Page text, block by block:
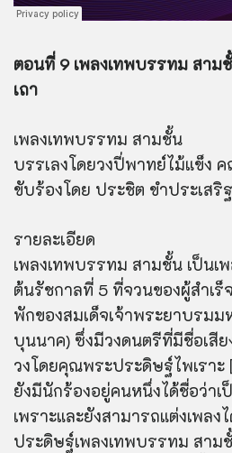
ตอนที่ 9 เพลงเทพบรรทม สาม
เถา
เพลงเทพบรรทม สามชั้น
บรรเลงโดยวงปี่พาทย์ไม้แข็ง
ขับร้องโดย ประชิต ขำประเสริฐ
รายละเอียด
เพลงเทพบรรทม สามชั้น เป็นเ
ต้นรัชกาลที่ 5 ที่จวนของผู้สำเ
พักของสมเด็จเจ้าพระยาบรมม
บุนนาค) ซึ่งมีวงดนตรีที่มีชื่อเสี
วงโดยคุณพระประดิษฐ์ไพเรา
ยังมีนักร้องอยู่คนหนึ่งได้ชื่อว่าเ
เพราะและยังสามารถแต่งเพล
ประดิษฐ์เพลงเทพบรรทม สาม